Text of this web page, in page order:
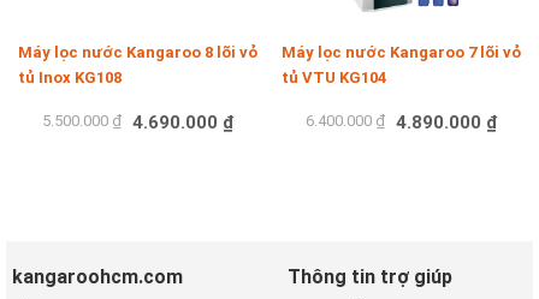
Máy lọc nước Kangaroo 8 lõi vỏ
tủ Inox KG108
5.500.000 ₫ 4.690.000 ₫
Máy lọc nước Kangaroo 7 lõi vỏ
tủ VTU KG104
6.400.000 ₫ 4.890.000 ₫
kangaroohcm.com Thông tin trợ giúp